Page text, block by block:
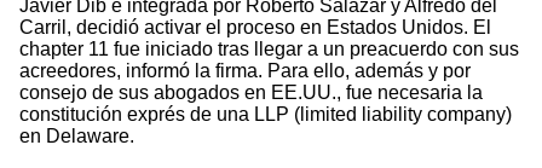
Javier Dib e integrada por Roberto Salazar y Alfredo del
Carril, decidió activar el proceso en Estados Unidos. El
chapter 11 fue iniciado tras llegar a un preacuerdo con sus
acreedores, informó la firma. Para ello, además y por
consejo de sus abogados en EE.UU., fue necesaria la
constitución exprés de una LLP (limited liability company)
en Delaware.